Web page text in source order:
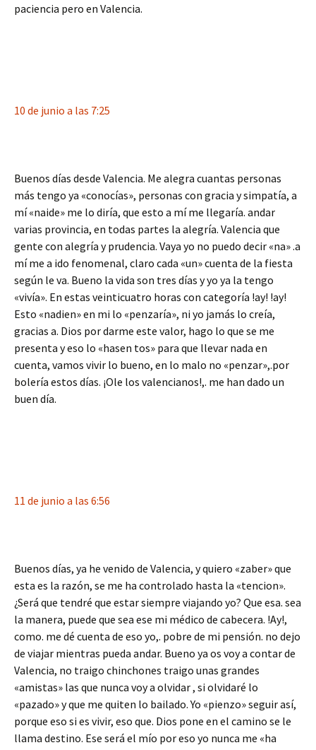
paciencia pero en Valencia.
10 de junio a las 7:25
Buenos días desde Valencia. Me alegra cuantas personas
más tengo ya «conocías», personas con gracia y simpatía, a
mí «naide» me lo diría, que esto a mí me llegaría. andar
varias provincia, en todas partes la alegría. Valencia que
gente con alegría y prudencia. Vaya yo no puedo decir «na» .a
mí me a ido fenomenal, claro cada «un» cuenta de la fiesta
según le va. Bueno la vida son tres días y yo ya la tengo
«vivía». En estas veinticuatro horas con categoría !ay! !ay!
Esto «nadien» en mi lo «penzaría», ni yo jamás lo creía,
gracias a. Dios por darme este valor, hago lo que se me
presenta y eso lo «hasen tos» para que llevar nada en
cuenta, vamos vivir lo bueno, en lo malo no «penzar»,.por
bolería estos días. ¡Ole los valencianos!,. me han dado un
buen día.
11 de junio a las 6:56
Buenos días, ya he venido de Valencia, y quiero «zaber» que
esta es la razón, se me ha controlado hasta la «tencion».
¿Será que tendré que estar siempre viajando yo? Que esa. sea
la manera, puede que sea ese mi médico de cabecera. !Ay!,
como. me dé cuenta de eso yo,. pobre de mi pensión. no dejo
de viajar mientras pueda andar. Bueno ya os voy a contar de
Valencia, no traigo chinchones traigo unas grandes
«amistas» las que nunca voy a olvidar , si olvidaré lo
«pazado» y que me quiten lo bailado. Yo «pienzo» seguir así,
porque eso si es vivir, eso que. Dios pone en el camino se le
llama destino. Ese será el mío por eso yo nunca me «ha